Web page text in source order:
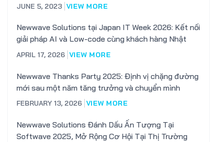
JUNE 5, 2023 VIEW MORE
Newwave Solutions tại Japan IT Week 2026: Kết nối
giải pháp AI và Low-code cùng khách hàng Nhật
APRIL 17, 2026 VIEW MORE
Newwave Thanks Party 2025: Định vị chặng đường
mới sau một năm tăng trưởng và chuyển mình
FEBRUARY 13, 2026 VIEW MORE
Newwave Solutions Đánh Dấu Ấn Tượng Tại
Softwave 2025, Mở Rộng Cơ Hội Tại Thị Trường